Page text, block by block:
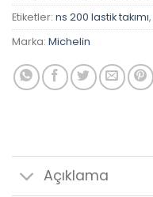
Etiketler: ns 200 lastik takımı,
Marka: Michelin
Açıklama